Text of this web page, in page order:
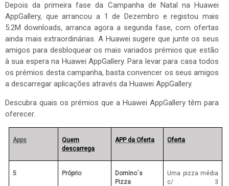
Depois da primeira fase da Campanha de Natal na Huawei
AppGallery, que arrancou a 1 de Dezembro e registou mais
5.2M downloads, arranca agora a segunda fase, com ofertas
ainda mais extraordinárias. A Huawei sugere que junte os seus
amigos para desbloquear os mais variados prémios que estão
à sua espera na Huawei AppGallery. Para levar para casa todos
os prémios desta campanha, basta convencer os seus amigos
a descarregar aplicações através da Huawei AppGallery.
Descubra quais os prémios que a Huawei AppGallery têm para
oferecer.
Apps
Quem
descarrega
APP da Oferta Oferta
5 Próprio
Domino´s
Pizza
Uma pizza média
c/ 3